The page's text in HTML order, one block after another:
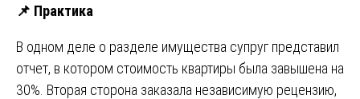
📌 Практика
В одном деле о разделе имущества супруг представил
отчет, в котором стоимость квартиры была завышена на
30%. Вторая сторона заказала независимую рецензию,